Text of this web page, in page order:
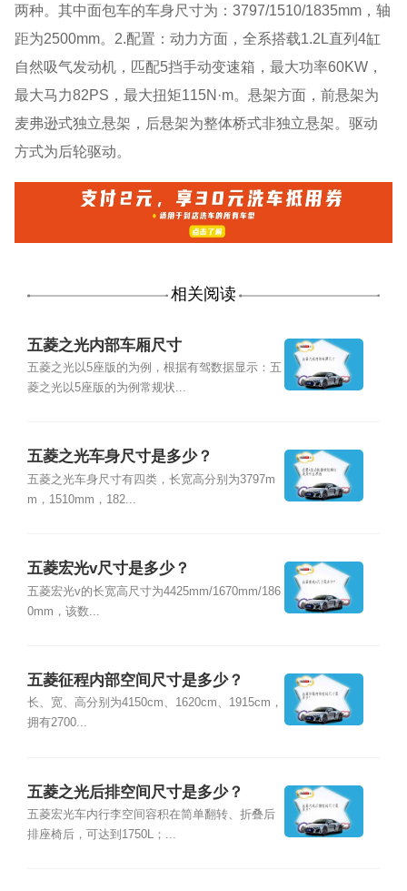
两种。其中面包车的车身尺寸为：3797/1510/1835mm，轴
距为2500mm。2.配置：动力方面，全系搭载1.2L直列4缸
自然吸气发动机，匹配5挡手动变速箱，最大功率60KW，
最大马力82PS，最大扭矩115N·m。悬架方面，前悬架为
麦弗逊式独立悬架，后悬架为整体桥式非独立悬架。驱动
方式为后轮驱动。
相关阅读
五菱之光内部车厢尺寸
五菱之光以5座版的为例，根据有驾数据显示：五
菱之光以5座版的为例常规状...
五菱之光车身尺寸是多少？
五菱之光车身尺寸有四类，长宽高分别为3797m
m，1510mm，182...
五菱宏光v尺寸是多少？
五菱宏光v的长宽高尺寸为4425mm/1670mm/186
0mm，该数...
五菱征程内部空间尺寸是多少？
长、宽、高分别为4150cm、1620cm、1915cm，
拥有2700...
五菱之光后排空间尺寸是多少？
五菱宏光车内行李空间容积在简单翻转、折叠后
排座椅后，可达到1750L；...